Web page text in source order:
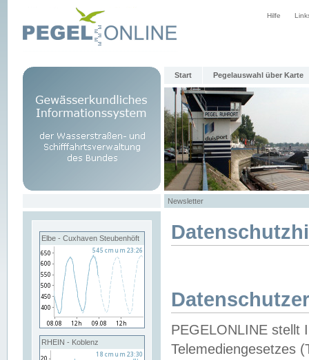
Hilfe
Start Pegelauswahl über Karte
Newsletter
Elbe - Cuxhaven Steubenhöft
RHEIN - Koblenz
PEGELONLINE stellt
Telemediengesetzes